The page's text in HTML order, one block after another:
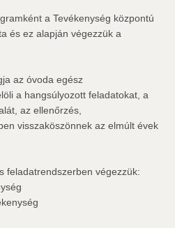
a Tevékenység központú
és ez alapján végezzük a
az óvoda egész
a hangsúlyozott feladatokat, a
az ellenőrzés,
visszaköszönnek az elmúlt évek
feladatrendszerben végezzük: